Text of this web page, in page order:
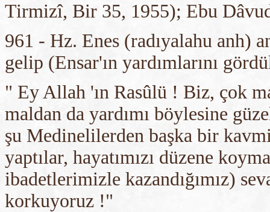
Tirmizî, Bir 35, 1955); Ebu
961 - Hz. Enes (radıyalahu anh)
gelip (Ensar'ın yardımlarını
" Ey Allah 'ın Rasûlü ! Biz, çok
maldan da yardımı böylesine
şu Medinelilerden başka bir
yaptılar, hayatımızı düzene
ibadetlerimizle kazandığımız)
korkuyoruz !"